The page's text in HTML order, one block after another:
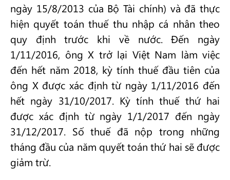
ngày 15/8/2013 của Bộ Tài chính) và đã thực
hiện quyết toán thuế thu nhập cá nhân theo
quy định trước khi về nước. Đến ngày
1/11/2016, ông X trở lại Việt Nam làm việc
đến hết năm 2018, kỳ tính thuế đầu tiên của
ông X được xác định từ ngày 1/11/2016 đến
hết ngày 31/10/2017. Kỳ tính thuế thứ hai
được xác định từ ngày 1/1/2017 đến ngày
31/12/2017. Số thuế đã nộp trong những
tháng đầu của năm quyết toán thứ hai sẽ được
giảm trừ.